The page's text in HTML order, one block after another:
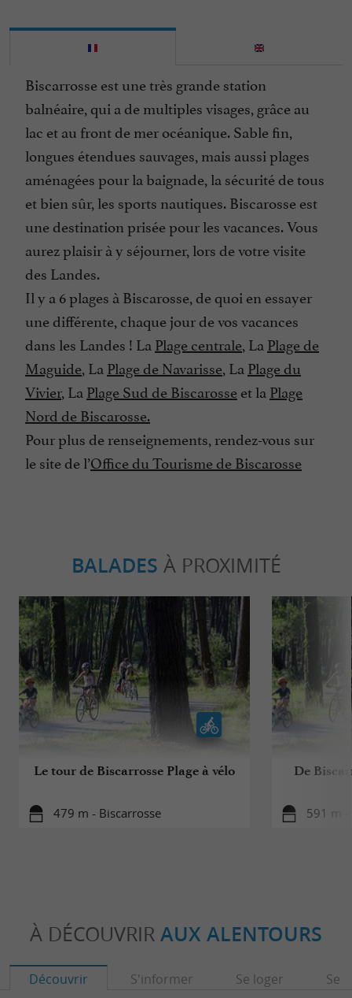
Biscarrosse est une très grande station
balnéaire, qui a de multiples visages, grâce au
lac et au front de mer océanique. Sable fin,
longues étendues sauvages, mais aussi plages
aménagées pour la baignade, la sécurité de tous
et bien sûr, les sports nautiques. Biscarosse est
une destination prisée pour les vacances. Vous
aurez plaisir à y séjourner, lors de votre visite
des Landes.
Il y a 6 plages à Biscarosse, de quoi en essayer
une différente, chaque jour de vos vacances
dans les Landes ! La Plage centrale, La Plage de
Maguide, La Plage de Navarisse, La Plage du
Vivier, La Plage Sud de Biscarosseet la Plage
Nord de Biscarosse.
Pour plus de renseignements, rendez-vous sur
le site de l’Office du Tourisme de Biscarosse
BALADES À PROXIMITÉ
Le tour de Biscarrosse Plage à vélo
479 m - Biscarrosse
De
591 m -
À DÉCOUVRIR AUX ALENTOURS
Découvrir S'informer Se loger Se